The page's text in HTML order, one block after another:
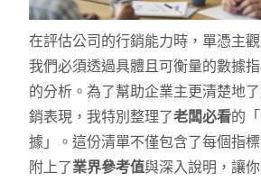
在評估公司的行銷能力時，單憑主
我們必須透過具體且可衡量的數據
的分析。為了幫助企業主更清楚地
銷表現，我特別整理了老闆必看的
據」。這份清單不僅包含了每個指
附上了業界參考值與深入說明，讓